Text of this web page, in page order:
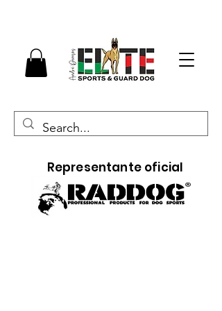
Representante oficial